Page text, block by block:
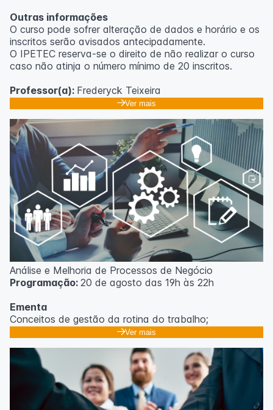
Outras informações
O curso pode sofrer alteração de dados e horário e os
inscritos serão avisados ​​antecipadamente.
O IPETEC reserva-se o direito de não realizar o curso
caso não atinja o número mínimo de 20 inscritos.
Professor(a): Frederyck Teixeira
Ver mais
Análise e Melhoria de Processos de Negócio
Programação: 20 de agosto das 19h às 22h
Ementa
Conceitos de gestão da rotina do trabalho;
Promoção de mudanças através do 5S;
resultados;
Método PDCA de gestão;
Técnicas de padronização do trabalho.
Ver mais